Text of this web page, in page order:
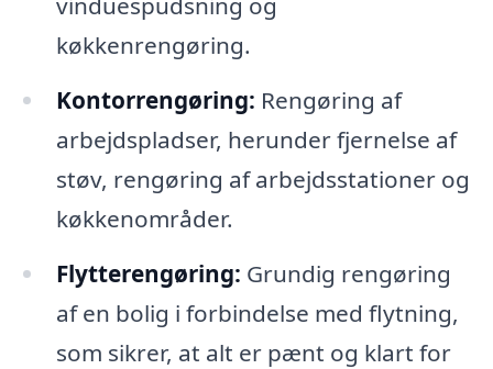
køkkenrengøring.
Kontorrengøring: Rengøring af
arbejdspladser, herunder fjernelse af
støv, rengøring af arbejdsstationer og
køkkenområder.
Flytterengøring: Grundig rengøring
af en bolig i forbindelse med flytning,
som sikrer, at alt er pænt og klart for